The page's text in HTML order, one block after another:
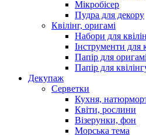
Мікробісер
Пудра для декору
Квілінг, оригамі
Набори для
Інструменти для
Папір для оригамі
Папір для
Декупаж
Серветки
Кухня,
Квіти, рослини
Візерунки, фон
Морська тема